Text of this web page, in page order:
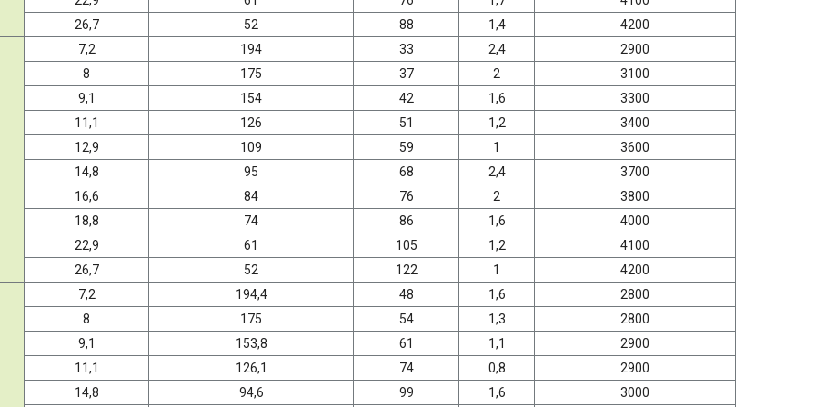
26,7
52 88 1,4 4200
7,2 194 33 2,4
2900
8
175 37 2
3100
9,1
154 42 1,6
3300
11,1
126 51 1,2
3400
12,9
109 59 1
3600
14,8
95 68 2,4
3700
16,6
84 76 2
3800
18,8
74 86 1,6
4000
22,9
61 105 1,2
4100
26,7
52 122 1 4200
7,2 194,4 48 1,6
2800
8
175 54 1,3
2800
9,1
153,8 61 1,1
2900
11,1
126,1 74 0,8
2900
14,8
94,6 99 1,6 3000